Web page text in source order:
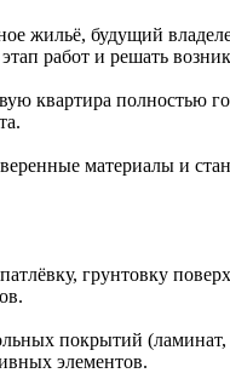
жильё, будущий
работ и решать
квартира полностью
материалы и
грунтовку
покрытий (ламинат,
элементов.